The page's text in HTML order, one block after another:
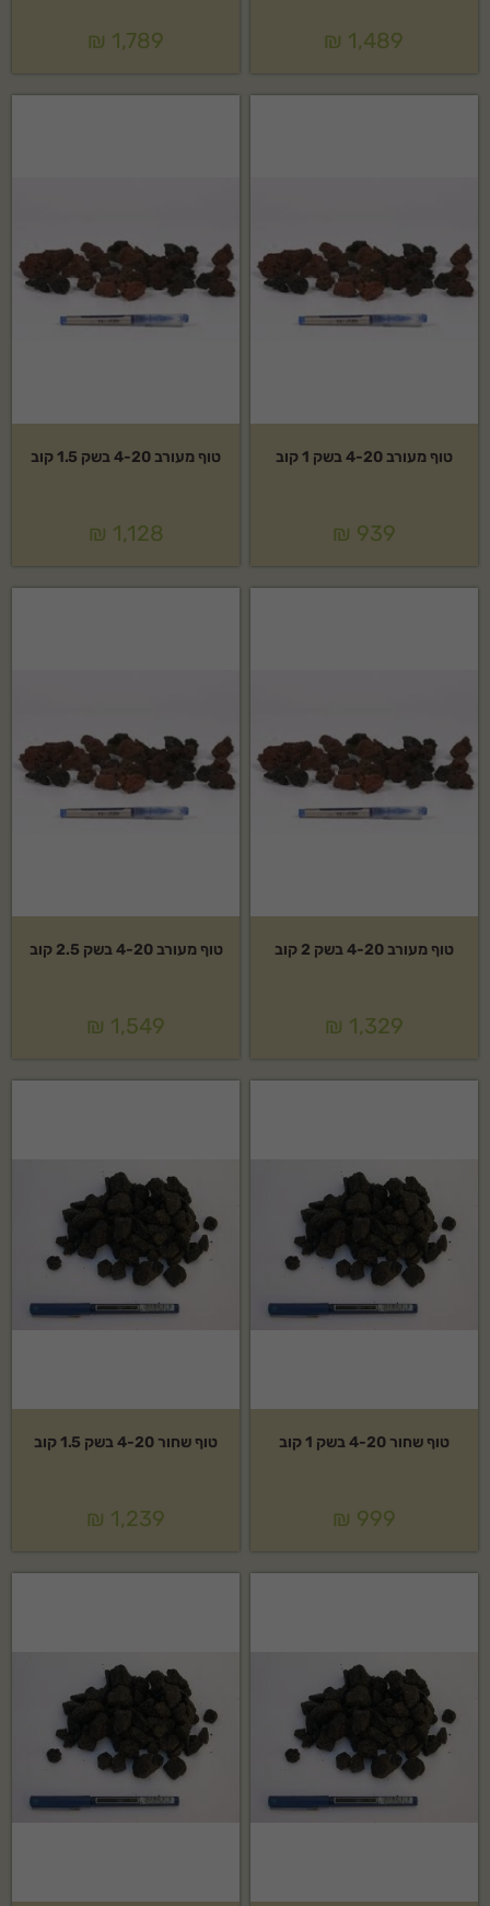
₪ 1,489
₪ 1,789
טוף מעורב 4-20 בשק 1 קוב
₪ 939
טוף מעורב 4-20 בשק 1.5 קוב
₪ 1,128
טוף מעורב 4-20 בשק 2 קוב
₪ 1,329
טוף מעורב 4-20 בשק 2.5 קוב
₪ 1,549
טוף שחור 4-20 בשק 1 קוב
₪ 999
טוף שחור 4-20 בשק 1.5 קוב
₪ 1,239